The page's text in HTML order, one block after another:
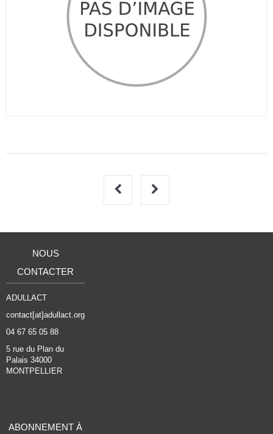
NOUS
CONTACTER
ADULLACT
contact[at]adullact.org
04 67 65 05 88
5 rue du Plan du
Palais 34000
MONTPELLIER
ABONNEMENT À